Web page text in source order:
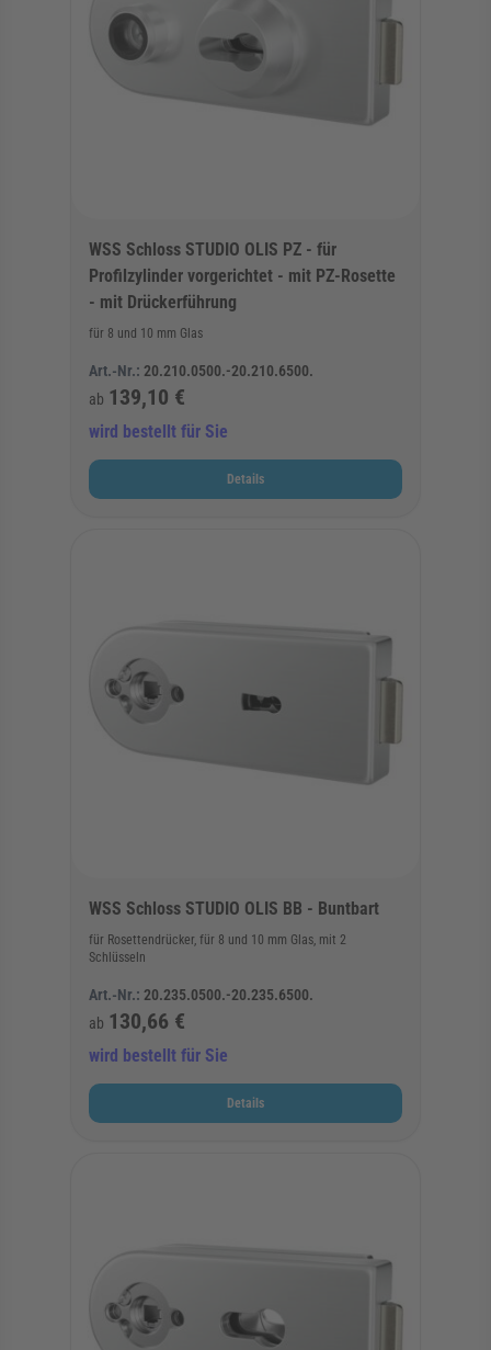
WSS Schloss STUDIO OLIS PZ - für
Profilzylinder vorgerichtet - mit PZ-Rosette
- mit Drückerführung
für 8 und 10 mm Glas
Art.-Nr.: 20.210.0500.-20.210.6500.
ab 139,10 €
wird bestellt für Sie
Details
WSS Schloss STUDIO OLIS BB - Buntbart
für Rosettendrücker, für 8 und 10 mm Glas, mit 2
Schlüsseln
Art.-Nr.: 20.235.0500.-20.235.6500.
ab 130,66 €
wird bestellt für Sie
Details